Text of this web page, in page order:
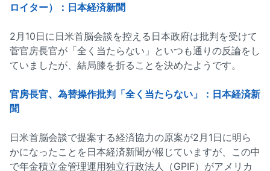
ロイター）：日本経済新聞
2月10日に日米首脳会談を控える日本政府は批判を受けて
菅官房長官が「全く当たらない」といつも通りの反論をし
ていましたが、結局膝を折ることを決めたようです。
官房長官、為替操作批判「全く当たらない」：日本経済新
聞
日米首脳会談で提案する経済協力の原案が2月1日に明ら
かになったことを日本経済新聞が報じていますが、この中
で年金積立金管理運用独立行政法人（GPIF）がアメリカ